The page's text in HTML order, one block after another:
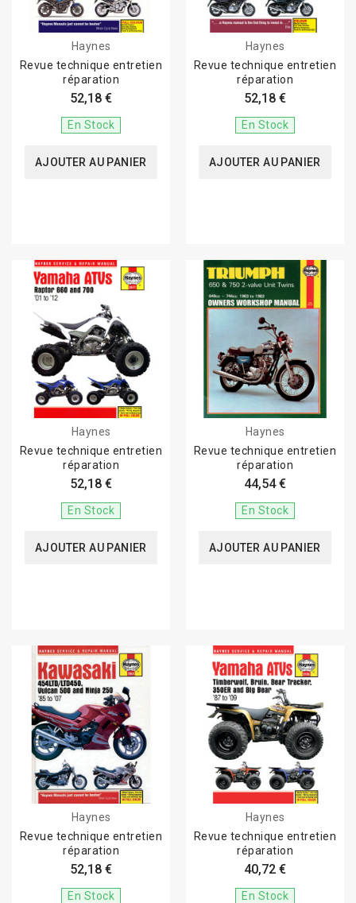
Haynes
Revue technique entretien
réparation
52,18 €
En Stock
AJOUTER AU PANIER
Haynes
Revue technique entretien
réparation
52,18 €
En Stock
AJOUTER AU PANIER
Haynes
Revue technique entretien
réparation
52,18 €
En Stock
AJOUTER AU PANIER
Haynes
Revue technique entretien
réparation
44,54 €
En Stock
AJOUTER AU PANIER
Haynes
Revue technique entretien
réparation
52,18 €
En Stock
Haynes
Revue technique entretien
réparation
40,72 €
En Stock